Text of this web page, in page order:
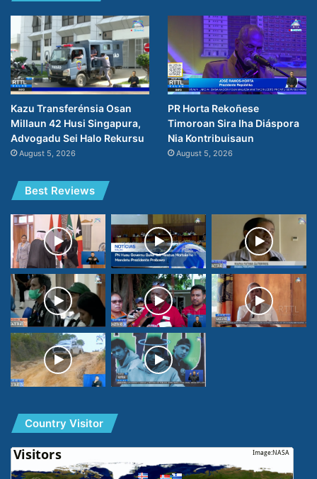
Kazu Transferénsia Osan
Millaun 42 Husi Singapura,
Advogadu Sei Halo Rekursu
August 5, 2026
PR Horta Rekoñese
Timoroan Sira Iha Diáspora
Nia Kontribuisaun
August 5, 2026
Best Reviews
Country Visitor